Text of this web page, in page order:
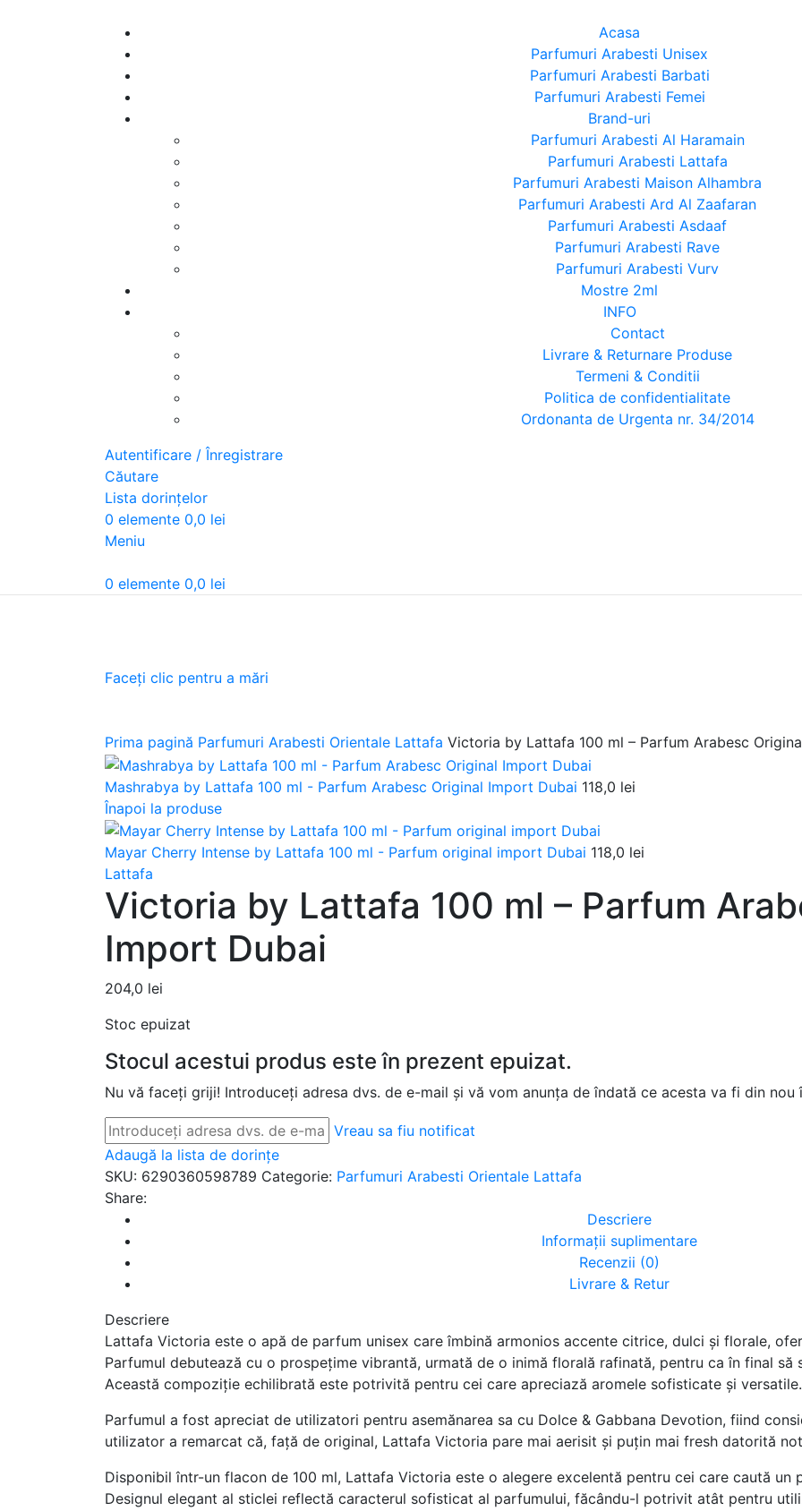
Acasa
Parfumuri Arabesti Unisex
Parfumuri Arabesti Barbati
Parfumuri Arabesti Femei
Brand-uri
Parfumuri Arabesti Al Haramain
Parfumuri Arabesti Lattafa
Parfumuri Arabesti Maison Alhambra
Parfumuri Arabesti Ard Al Zaafaran
Parfumuri Arabesti Asdaaf
Parfumuri Arabesti Rave
Parfumuri Arabesti Vurv
Mostre 2ml
INFO
Contact
Livrare & Returnare Produse
Termeni & Conditii
Politica de confidentialitate
Ordonanta de Urgenta nr. 34/2014
Autentificare / Înregistrare
Căutare
Lista dorințelor
0 elemente 0,0 lei
Meniu
0 elemente 0,0 lei
Faceți clic pentru a mări
Prima pagină Parfumuri Arabesti Orientale Lattafa Victoria by Lattafa 100 ml – Parfum Arabesc
Mashrabya by Lattafa 100 ml - Parfum Arabesc Original Import Dubai 118,0 lei
Înapoi la produse
Mayar Cherry Intense by Lattafa 100 ml - Parfum original import Dubai 118,0 lei
Lattafa
Victoria by Lattafa 100 ml – Parfum
Import Dubai
204,0 lei
Stoc epuizat
Stocul acestui produs este în prezent epuizat.
Nu vă faceți griji! Introduceți adresa dvs. de e-mail și vă vom anunța de îndată ce acesta va fi din nou
Vreau sa fiu notificat
Adaugă la lista de dorințe
SKU: 6290360598789 Categorie: Parfumuri Arabesti Orientale Lattafa
Share:
Descriere
Informații suplimentare
Recenzii (0)
Livrare & Retur
Descriere
Lattafa Victoria este o apă de parfum unisex care îmbină armonios accente citrice, dulci și florale,
Parfumul debutează cu o prospețime vibrantă, urmată de o inimă florală rafinată, pentru ca în final să
Această compoziție echilibrată este potrivită pentru cei care apreciază aromele sofisticate și versatile.
Parfumul a fost apreciat de utilizatori pentru asemănarea sa cu Dolce & Gabbana Devotion, fiind
utilizator a remarcat că, față de original, Lattafa Victoria pare mai aerisit și puțin mai fresh datorită
Disponibil într-un flacon de 100 ml, Lattafa Victoria este o alegere excelentă pentru cei care caută
Designul elegant al sticlei reflectă caracterul sofisticat al parfumului, făcându-l potrivit atât pentru